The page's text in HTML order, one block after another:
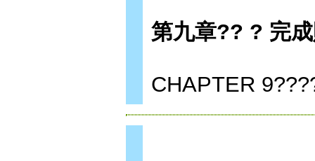
第九章?? ? 完
CHAPTER